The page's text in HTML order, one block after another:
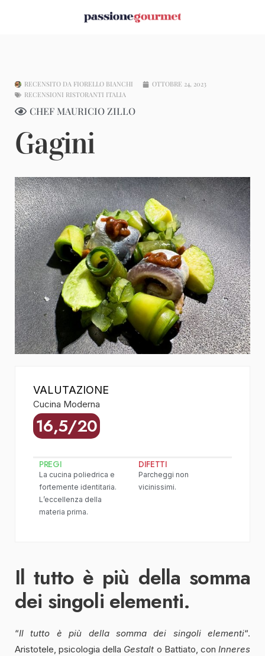
RECENSITO DA FIORELLO BIANCHI
OTTOBRE 24, 2023
RECENSIONI RISTORANTI ITALIA
CHEF MAURICIO ZILLO
Gagini
VALUTAZIONE
Cucina Moderna
16,5/20
PREGI
La cucina poliedrica e
fortemente identitaria.
L’eccellenza della
materia prima.
DIFETTI
Parcheggi non
vicinissimi.
Il tutto è più della somma
dei singoli elementi.
“Il tutto è più della somma dei singoli elementi“.
Aristotele, psicologia della Gestalt o Battiato, conInneres